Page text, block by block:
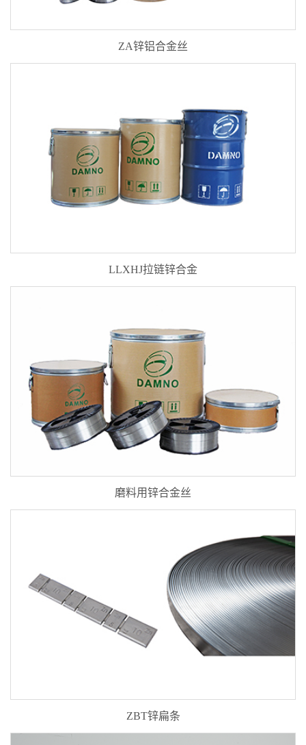
ZA锌铝合金丝
LLXHJ拉链锌合金
磨料用锌合金丝
ZBT锌扁条